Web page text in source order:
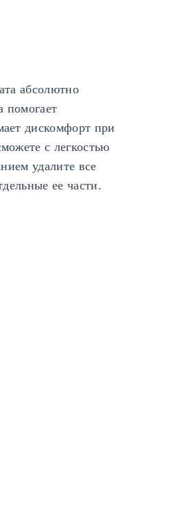
абсолютно
помогает
дискомфорт при
с легкостью
удалите все
ее части.